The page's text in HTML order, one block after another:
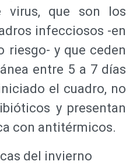
virus, que son los
infecciosos -en
riesgo- y que ceden
entre 5 a 7 días
el cuadro, no
y presentan
con antitérmicos.
del invierno